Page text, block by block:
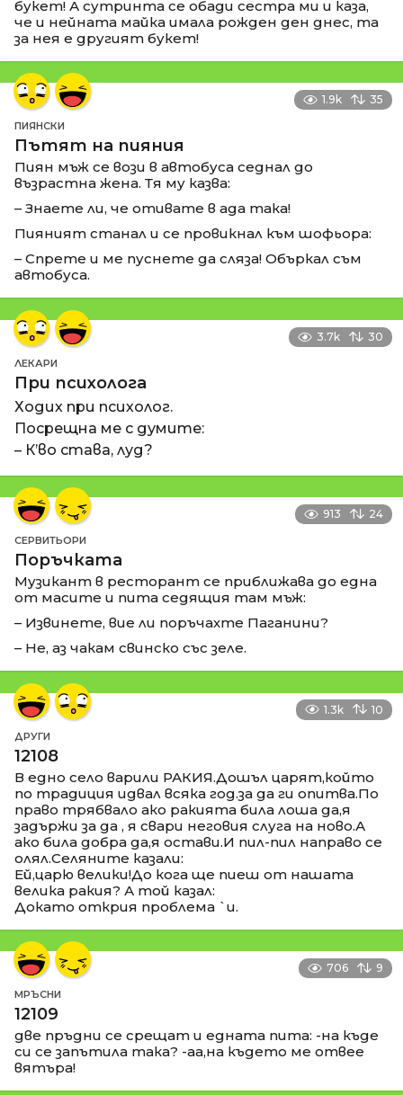
букет! А сутринта се обади сестра ми и каза,
че и нейната майка имала рожден ден днес, та
за нея е другият букет!
1.9k 35
ПИЯНСКИ
Пътят на пияния
Пиян мъж се вози в автобуса седнал до
възрастна жена. Тя му казва:
– Знаете ли, че отивате в ада така!
Пияният станал и се провикнал към шофьора:
– Спрете и ме пуснете да сляза! Объркал съм
автобуса.
3.7k 30
ЛЕКАРИ
При психолога
Ходих при психолог.
Посрещна ме с думите:
– К’во става, луд?
913 24
СЕРВИТЬОРИ
Поръчката
Музикант в ресторант се приближава до една
от масите и пита седящия там мъж:
– Извинете, вие ли поръчахте Паганини?
– Не, аз чакам свинско със зеле.
1.3k 10
ДРУГИ
12108
В едно село варили РАКИЯ.Дошъл царят,който
по традиция идвал всяка год.за да ги опитва.По
право трябвало ако ракията била лоша да,я
задържи за да , я свари неговия слуга на ново.А
ако била добра да,я остави.И пил-пил направо се
олял.Селяните казали:
Ей,царю велики!До кога ще пиеш от нашата
велика ракия? А той казал:
Докато открия проблема `и.
706 9
МРЪСНИ
12109
две пръдни се срещат и едната пита: -на къде
си се запътила така? -аа,на където ме отвее
вятъра!